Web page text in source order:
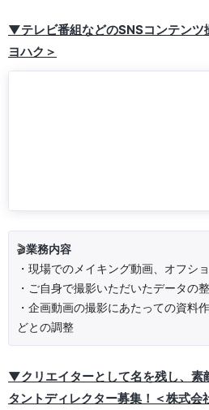
▼テレビ番組などのSNSコンテンツ
ヨハク＞
🎬業務内容
・現場でのメイキング動画、オフシ
・ご自身で撮影いただいたデータの
・企画動画の撮影にあたっての資料
どとの調整
▼クリエイターとして名を残し、素
タントディレクター募集！＜株式会